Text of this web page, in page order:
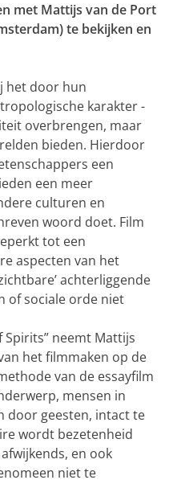
met Mattijs van de Port
te bekijken en
het door hun
karakter -
overbrengen, maar
bieden. Hierdoor
een
een meer
culturen en
woord doet. Film
tot een
aspecten van het
achterliggende
of sociale orde niet
Spirits” neemt Mattijs
het filmmaken op de
van de essayfilm
mensen in
door geesten, intact te
wordt bezetenheid
en ook
niet te